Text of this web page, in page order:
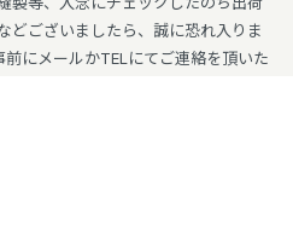
どございましたら、誠に恐れ入りま
にメールかTELにてご連絡を頂いた